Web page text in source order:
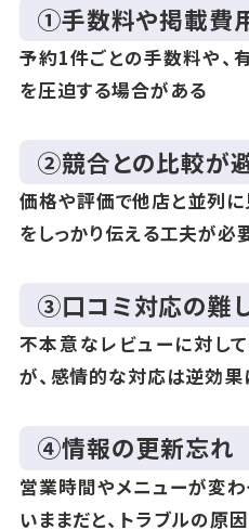
①手数料や掲載費
予約1件ごとの手数料や、
を圧迫する場合がある
②競合との比較が
価格や評価で他店と並列
をしっかり伝える工夫が必
③口コミ対応の難
不本意なレビューに対し
が、感情的な対応は逆効果
④情報の更新忘れ
営業時間やメニューが変
いままだと、トラブルの原